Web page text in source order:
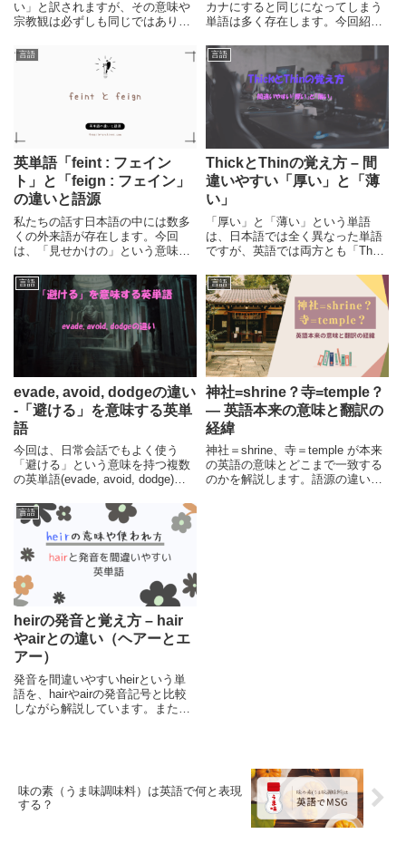
い」と訳されますが、その意味や
宗教観は必ずしも同じではありま
し、言葉に宿る宗教観の違いを整
理します。
カナにすると同じになってしまう
単語は多く存在します。今回紹介
どちらも「クルー」となってしま
うため注意が必要です。それぞれ
の単語について、意味や発音の違
いについてまとめて紹介します。
言語
英単語「feint : フェイン
ト」と「feign : フェイン」
の違いと語源
私たちの話す日本語の中には数多
くの外来語が存在します。今回
は、「見せかけの」という意味で
来語と英単語feint, feignについて
比較しながらまとめています。よ
く似た意味の2つの単語とその語
源をみてみましょう。
言語
ThickとThinの覚え方 – 間
違いやすい「厚い」と「薄
い」
「厚い」と「薄い」という単語
は、日本語では全く異なった単語
ですが、英語では両方とも「Th」
す。間違えてしまうと逆の意味に
なってしまうこれらの単語につい
て、基本的な意味から覚え方の例
まで紹介していますので、是非参
考にしてみて下さい。
言語
evade, avoid, dodgeの違い
-「避ける」を意味する英単
語
今回は、日常会話でもよく使う
「避ける」という意味を持つ複数
の英単語(evade, avoid, dodge)に
ンスの違いと共に、辞書的な意味
の違い、例文などを紹介していま
言語
神社=shrine？寺=temple？
― 英語本来の意味と翻訳の
経緯
神社＝shrine、寺＝temple が本来
の英語の意味とどこまで一致する
のかを解説します。語源の違い、
言語
heirの発音と覚え方 – hair
やairとの違い（ヘアーとエ
アー）
発音を間違いやすいheirという単
語を、hairやairの発音記号と比較
しながら解説しています。また、
味の素（うま味調味料）は英語で何と表現
する？